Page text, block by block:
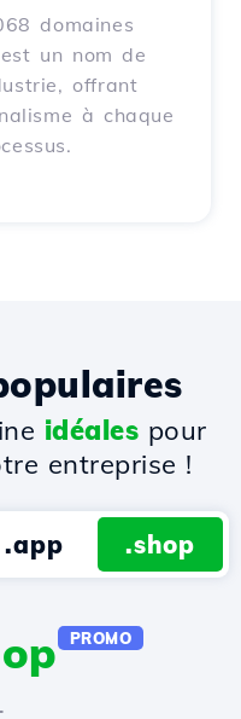
domaines
un nom de
offrant
à chaque
idéales pour
entreprise !
.app .shop
PROMO